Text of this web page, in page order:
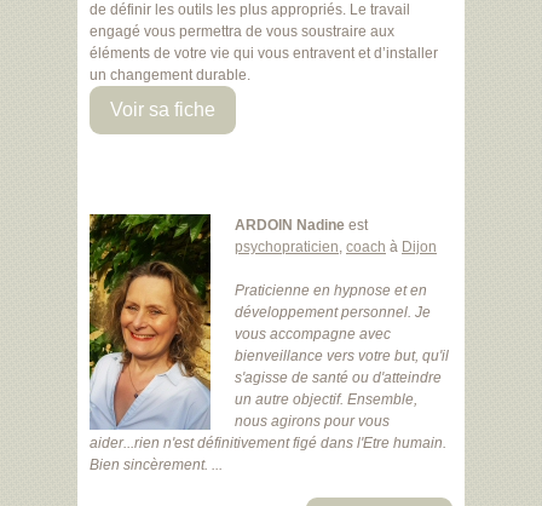
de définir les outils les plus appropriés. Le travail
engagé vous permettra de vous soustraire aux
éléments de votre vie qui vous entravent et d’installer
un changement durable.
Voir sa fiche
ARDOIN Nadine est
psychopraticien, coach à Dijon
Praticienne en hypnose et en
développement personnel. Je
vous accompagne avec
bienveillance vers votre but, qu'il
s'agisse de santé ou d'atteindre
un autre objectif. Ensemble,
nous agirons pour vous
aider...rien n'est définitivement figé dans l'Etre humain.
Bien sincèrement. ...